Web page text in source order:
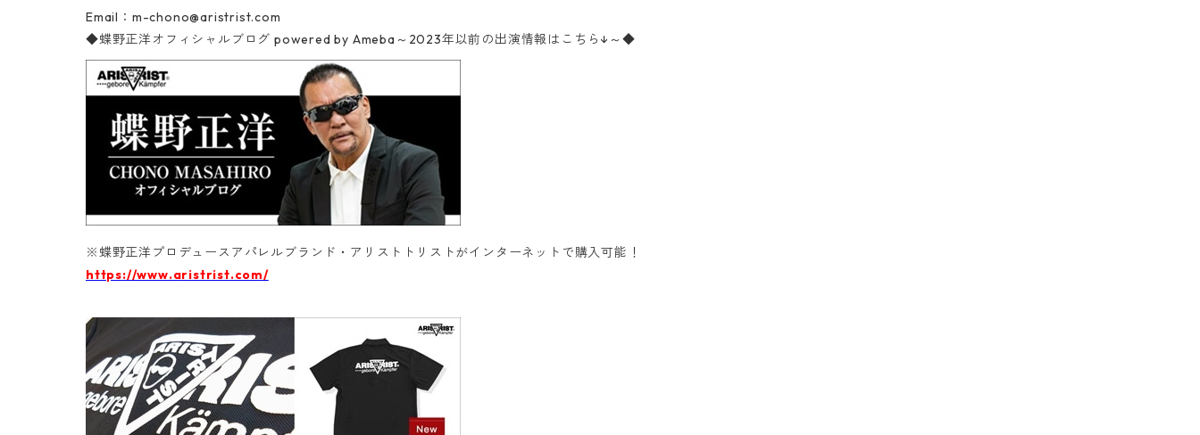
Email： m-chono@aristrist.com
◆蝶野正洋オフィシャルブログ powered by Ameba～2023年以前の出演情報はこちら↓～◆
※蝶野正洋プロデュースアパレルブランド・アリストトリストがインターネットで購入可能！‬
https://www.aristrist.com/